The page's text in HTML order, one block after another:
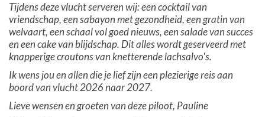
Tijdens deze vlucht serveren wij: een cocktail van
vriendschap, een sabayon met gezondheid, een gratin van
welvaart, een schaal vol goed nieuws, een salade van succes
en een cake van blijdschap. Dit alles wordt geserveerd met
knapperige croutons van knetterende lachsalvo's.
Ik wens jou en allen die je lief zijn een plezierige reis aan
boord van vlucht 2026 naar 2027.
Lieve wensen en groeten van deze piloot, Pauline